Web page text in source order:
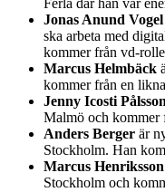
Jonas Anund Vogel
ska arbeta med
kommer från vd-
Marcus Helmbäck
kommer från en
Jenny Icosti Pålsson
Malmö och kommer
Anders Berger är
Stockholm. Han
Marcus Henriksson
Stockholm och